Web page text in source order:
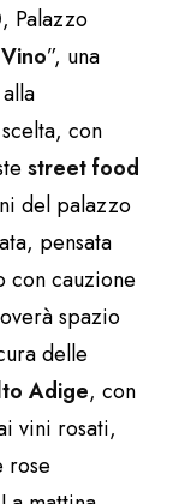
, Palazzo
”, una
con
street food
del palazzo
pensata
con cauzione
spazio
delle
Adige, con
vini rosati,
rose